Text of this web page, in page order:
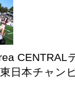
日本チャン